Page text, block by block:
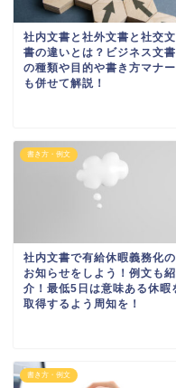
社内文書と社外文書と社交文
書の違いとは？ビジネス文書
の種類や目的や書き方マナー
も併せて解説！
書き方・例文
社内文書で有給休暇義務化の
お知らせをしよう！例文も紹
介！最低5日は意味ある休暇
取得するよう周知を！
書き方・例文